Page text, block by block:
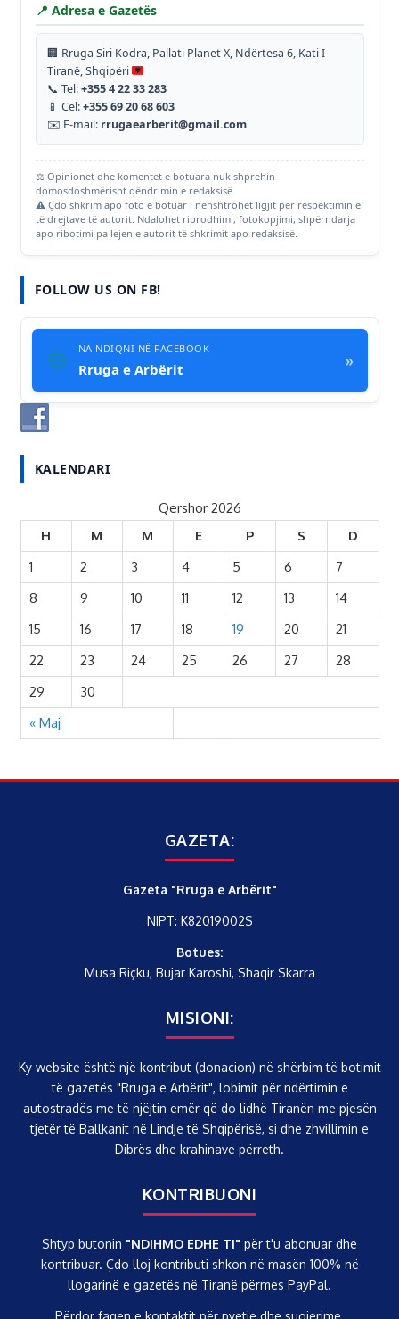
📍 Adresa e Gazetës
🏢 Rruga Siri Kodra, Pallati Planet X, Ndërtesa 6, Kati I
Tiranë, Shqipëri
📞 Tel:+355 4 22 33 283
📱 Cel:+355 69 20 68 603
✉️ E-mail: rrugaearberit@gmail.com
⚖️ Opinionet dhe komentet e botuara nuk shprehin
domosdoshmërisht qëndrimin e redaksisë.
⚠️ Çdo shkrim apo foto e botuar i nënshtrohet ligjit për respektimin e
të drejtave të autorit. Ndalohet riprodhimi, fotokopjimi, shpërndarja
apo ribotimi pa lejen e autorit të shkrimit apo redaksisë.
FOLLOW US ON FB!
🔵 NA NDIQNI NË FACEBOOK
Rruga e Arbërit »
KALENDARI
Qershor 2026
H
M M E P S D
« Maj
1 2 3 4 5 6
7
8
9 10 11 12 13
14
15
16 17 18 19 20
21
22
23 24 25 26 27
28
29
30
GAZETA:
Gazeta "Rruga e Arbërit"
NIPT: K82019002S
Botues:
Musa Riçku, Bujar Karoshi, Shaqir Skarra
MISIONI:
Ky website është një kontribut (donacion) në shërbim të botimit
të gazetës "Rruga e Arbërit", lobimit për ndërtimin e
autostradës me të njëjtin emër që do lidhë Tiranën me pjesën
tjetër të Ballkanit në Lindje të Shqipërisë, si dhe zhvillimin e
Dibrës dhe krahinave përreth.
KONTRIBUONI
Shtyp butonin "NDIHMO EDHE TI" për t'u abonuar dhe
kontribuar. Çdo lloj kontributi shkon në masën 100% në
llogarinë e gazetës në Tiranë përmes PayPal.
Përdor faqen e kontaktit për pyetje dhe sugjerime.